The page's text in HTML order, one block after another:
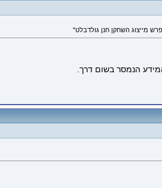
מייצוג השחקן חנן גולדבלט"
הנמסר בשום דרך.